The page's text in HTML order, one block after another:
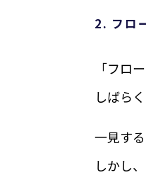
2. フロ
「フロ
しばら
一見す
しかし